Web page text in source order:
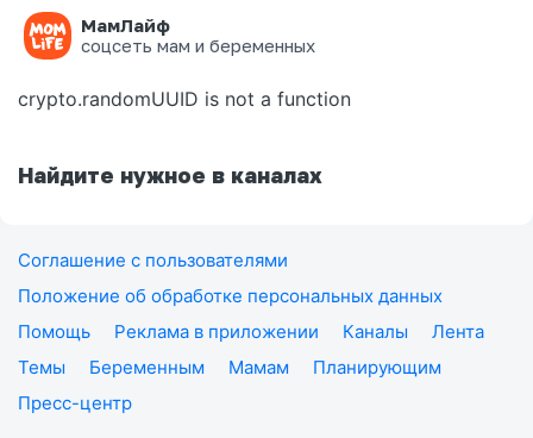
МамЛайф
соцсеть мам и беременных
Ошибка на странице
crypto.randomUUID is not a function
Найдите нужное в каналах
Соглашение с пользователями
Положение об обработке персональных данных
Помощь
Реклама в приложении Каналы
Лента
Темы
Беременным Мамам
Планирующим
Пресс-центр